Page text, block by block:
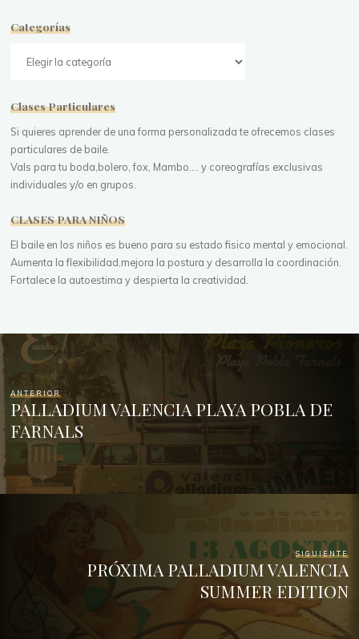
Categorías
Clases Particulares
Si quieres aprender de una forma personalizada te ofrecemos clases
particulares de baile.
Vals para tu boda,bolero, fox, Mambo.... y coreografías exclusivas
individuales y/o en grupos.
CLASES PARA NIÑOS
El baile en los niños es bueno para su estado fisico mental y emocional.
Aumenta la flexibilidad,mejora la postura y desarrolla la coordinación.
Fortalece la autoestima y despierta la creatividad.
ANTERIOR
PALLADIUM VALENCIA PLAYA POBLA DE
FARNALS
SIGUIENTE
PRÓXIMA PALLADIUM VALENCIA
SUMMER EDITION